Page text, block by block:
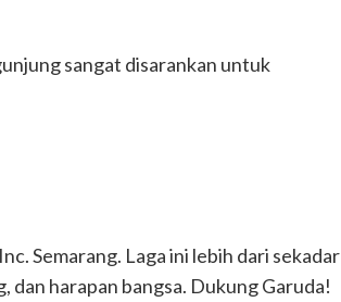
sangat disarankan untuk
Semarang. Laga ini lebih dari sekadar
harapan bangsa. Dukung Garuda!